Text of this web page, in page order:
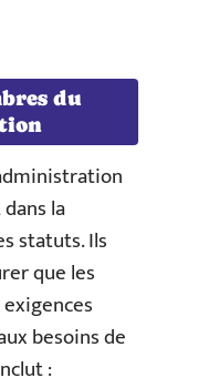
du
la
statuts. Ils
que les
besoins de
: